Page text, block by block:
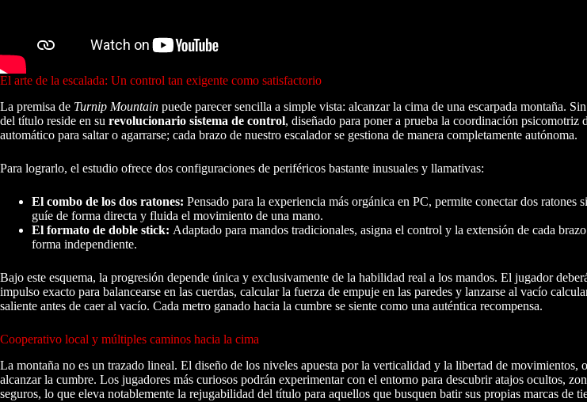
El arte de la escalada: Un control tan exigente como satisfactorio
La premisa de Turnip Mountain puede parecer sencilla a simple vista: alcanzar la cima de una escarpada montaña.
del título reside en su revolucionario sistema de control, diseñado para poner a prueba la coordinación
automático para saltar o agarrarse; cada brazo de nuestro escalador se gestiona de manera completamente autónoma.
Para lograrlo, el estudio ofrece dos configuraciones de periféricos bastante inusuales y llamativas:
El combo de los dos ratones: Pensado para la experiencia más orgánica en PC, permite conectar dos ratones
guíe de forma directa y fluida el movimiento de una mano.
El formato de doble stick: Adaptado para mandos tradicionales, asigna el control y la extensión de cada
forma independiente.
Bajo este esquema, la progresión depende única y exclusivamente de la habilidad real a los mandos. El jugador
impulso exacto para balancearse en las cuerdas, calcular la fuerza de empuje en las paredes y lanzarse al vacío
saliente antes de caer al vacío. Cada metro ganado hacia la cumbre se siente como una auténtica recompensa.
Cooperativo local y múltiples caminos hacia la cima
La montaña no es un trazado lineal. El diseño de los niveles apuesta por la verticalidad y la libertad de movimientos,
alcanzar la cumbre. Los jugadores más curiosos podrán experimentar con el entorno para descubrir atajos ocultos,
seguros, lo que eleva notablemente la rejugabilidad del título para aquellos que busquen batir sus propias marcas de